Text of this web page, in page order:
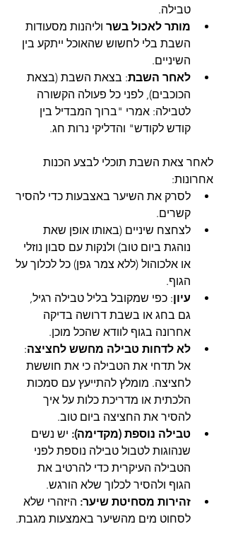
טבילה.
מותר לאכול בשר וליהנות מסעודות
השבת בלי לחשוש שהאוכל ייתקע בין
השיניים.
לאחר השבת: בצאת השבת (בצאת
הכוכבים), לפני כל פעולה הקשורה
לטבילה: אמרי "ברוך המבדיל בין
קודש לקודש" והדליקי נרות חג.
לאחר צאת השבת תוכלי לבצע הכנות
אחרונות:
לסרק את השיער באצבעות כדי להסיר
קשרים.
לצחצח שיניים (באותו אופן שאת
נוהגת ביום טוב) ולנקות עם סבון נוזלי
או אלכוהול (ללא צמר גפן) כל לכלוך על
הגוף.
עיון: כפי שמקובל בליל טבילה רגיל,
גם בחג או בשבת דרושה בדיקה
אחרונה בגוף לוודא שהכל מוכן.
לא לדחות טבילה מחשש לחציצה:
אל תדחי את הטבילה כי את חוששת
לחציצה. מומלץ להתייעץ עם סמכות
הלכתית או מדריכת כלות על איך
להסיר את החציצה ביום טוב.
טבילה נוספת (מקדימה): יש נשים
שנהוגות לטבול טבילה נוספת לפני
הטבילה העיקרית כדי להרטיב את
הגוף ולהסיר לכלוך שלא הורגש.
זהירות מסחיטת שיער: היזהרי שלא
לסחוט מים מהשיער באמצעות מגבת.